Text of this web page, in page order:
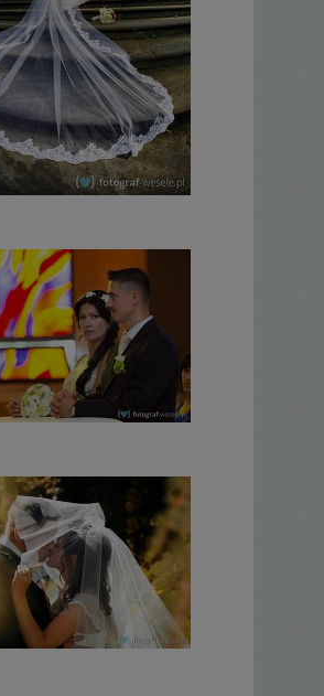
ślubu
weselne do 3h od
ceremonii
plenerowa (okolice domu
do godz. 20:00).
(min. 250 obrobionych
na nośniku)
ślubu,
weselne,
plenerowa (okolice domu
(do godz. 0:30).
(min. 300 obrobionych
na nośniku)
ślubu,
weselne,
(do godz. 0:30),
plenerowa (do 3h zdjęciowych)
miejscu i terminie.
(min. 300 obrobionych
na nośniku)